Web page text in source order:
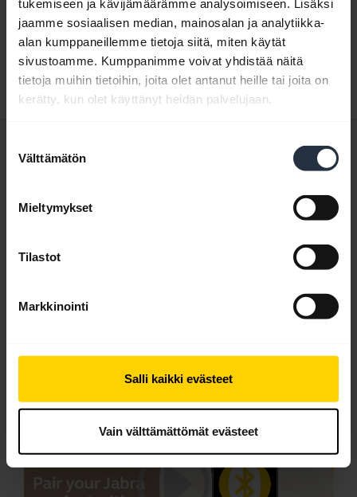
tukemiseen ja kävijämäärämme analysoimiseen. Lisäksi
jaamme sosiaalisen median, mainosalan ja analytiikka-
alan kumppaneillemme tietoja siitä, miten käytät
sivustoamme. Kumppanimme voivat yhdistää näitä
tietoja muihin tietoihin, joita olet antanut heille tai joita on
kerätty, kun olet käyttänyt heidän palvelujaan.
valinta
Välttämätön
Mieltymykset
Tilastot
Markkinointi
Salli kaikki evästeet
Vain välttämättömät evästeet
2.25 MB - pdf